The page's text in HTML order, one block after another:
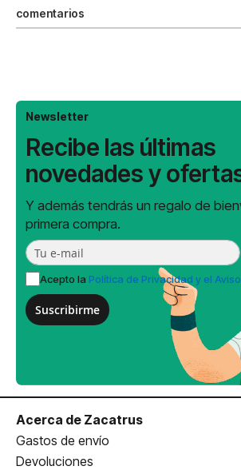
comentarios
Newsletter
Recibe las últimas
novedades y
Y además tendrás un regalo de
primera compra.
Acepto la Política de Privacidad y el
Suscribirme
Acerca de Zacatrus
Gastos de envío
Devoluciones